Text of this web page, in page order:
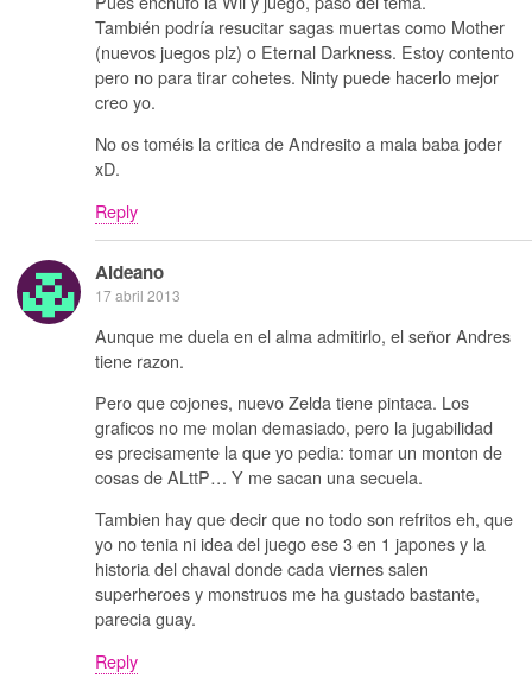
También podría resucitar sagas muertas como Mother
(nuevos juegos plz) o Eternal Darkness. Estoy contento
pero no para tirar cohetes. Ninty puede hacerlo mejor
creo yo.
No os toméis la critica de Andresito a mala baba joder
xD.
Reply
Aldeano
17 abril 2013
Aunque me duela en el alma admitirlo, el señor Andres
tiene razon.
Pero que cojones, nuevo Zelda tiene pintaca. Los
graficos no me molan demasiado, pero la jugabilidad
es precisamente la que yo pedia: tomar un monton de
cosas de ALttP… Y me sacan una secuela.
Tambien hay que decir que no todo son refritos eh, que
yo no tenia ni idea del juego ese 3 en 1 japones y la
historia del chaval donde cada viernes salen
superheroes y monstruos me ha gustado bastante,
parecia guay.
Reply